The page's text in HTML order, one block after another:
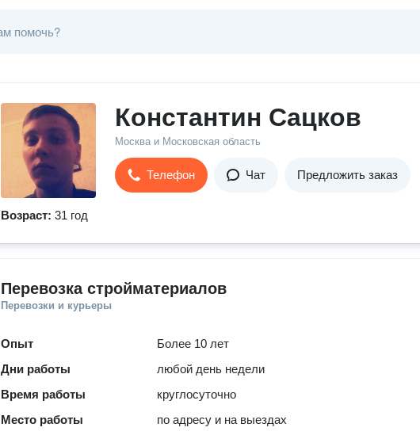
Константин Сацков
Москва и Московская область
Телефон Чат Предложить заказ
Возраст: 31 год
Перевозка стройматериалов
Перевозки и курьеры
Опыт
Более 10 лет
Дни работы
любой день недели
Время работы
круглосуточно
Место работы
по адресу и на выездах